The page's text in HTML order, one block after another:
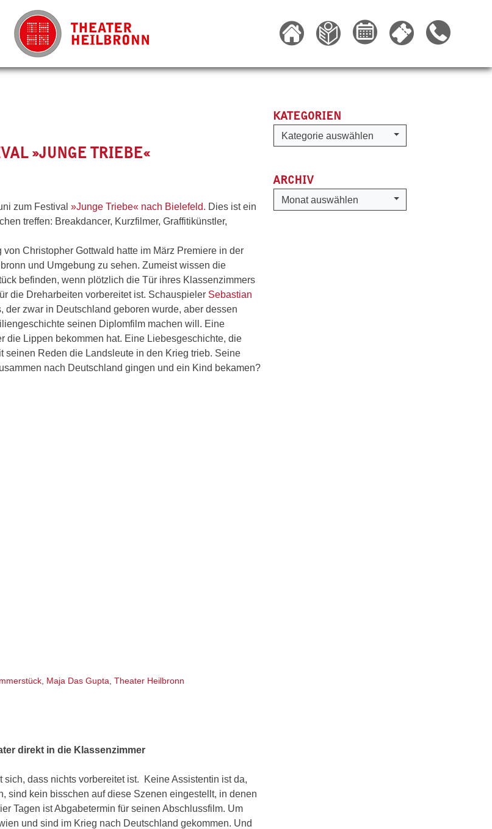
»JUNGE TRIEBE«
zum Festival »Junge Triebe« nach Bielefeld. Dies ist ein
treffen: Breakdancer, Kurzfilmer, Graffitikünstler,
Christopher Gottwald hatte im März Premiere in der
und Umgebung zu sehen. Zumeist wissen die
befinden, wenn plötzlich die Tür ihres Klassenzimmers
die Dreharbeiten vorbereitet ist. Schauspieler Sebastian
zwar in Deutschland geboren wurde, aber dessen
seinen Diplomfilm machen will. Eine
die Lippen bekommen hat. Eine Liebesgeschichte, die
seinen Reden die Landsleute in den Krieg trieb. Seine
nach Deutschland gingen und ein Kind bekamen?
Maja Das Gupta Theater Heilbronn
direkt in die Klassenzimmer
dass nichts vorbereitet ist. Keine Assistentin ist da,
sind kein bisschen auf diese Szenen eingestellt, in denen
Tagen ist Abgabetermin für seinen Abschlussfilm. Um
und sind im Krieg nach Deutschland gekommen. Und
KATEGORIEN
Kategorien
Kategorie auswählen
ARCHIV
Archiv
Monat auswählen